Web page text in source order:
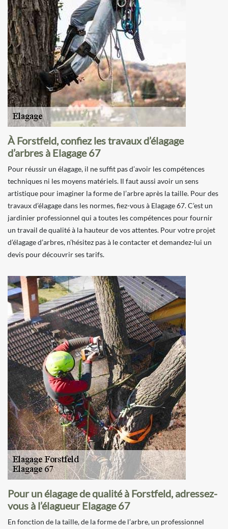
À Forstfeld, confiez les travaux d’élagage
d’arbres à Elagage 67
Pour réussir un élagage, il ne suffit pas d’avoir les compétences
techniques ni les moyens matériels. Il faut aussi avoir un sens
artistique pour imaginer la forme de l’arbre après la taille. Pour des
travaux d’élagage dans les normes, fiez-vous à Elagage 67. C’est un
jardinier professionnel qui a toutes les compétences pour fournir
un travail de qualité à la hauteur de vos attentes. Pour votre projet
d’élagage d’arbres, n’hésitez pas à le contacter et demandez-lui un
devis pour découvrir ses tarifs.
Pour un élagage de qualité à Forstfeld, adressez-
vous à l’élagueur Elagage 67
En fonction de la taille, de la forme de l’arbre, un professionnel